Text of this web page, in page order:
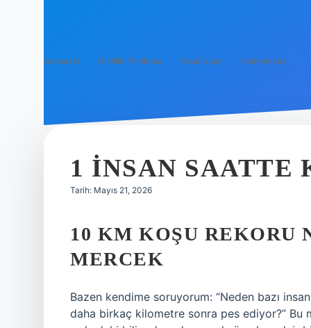
Anasayfa Gizlilik Politikası Yasal Uyarı Hakkımızda
1 INSAN SAATTE
Tarih: Mayıs 21, 2026
10 KM KOŞU REKORU
MERCEK
Bazen kendime soruyorum: “Neden bazı
daha birkaç kilometre sonra pes ediyor?” Bu